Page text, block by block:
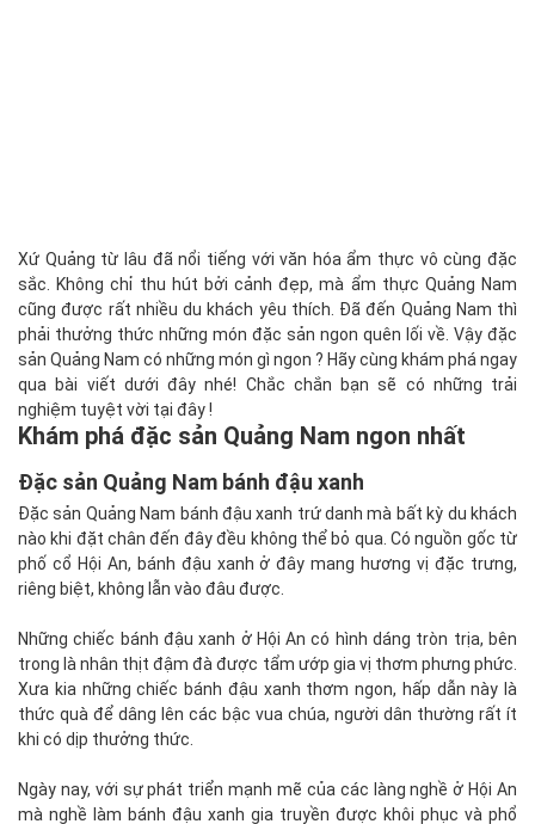
Xứ Quảng từ lâu đã nổi tiếng với văn hóa ẩm thực vô cùng đặc
sắc. Không chỉ thu hút bởi cảnh đẹp, mà ẩm thực Quảng Nam
cũng được rất nhiều du khách yêu thích. Đã đến Quảng Nam thì
phải thưởng thức những món đặc sản ngon quên lối về. Vậy đặc
sản Quảng Nam có những món gì ngon ? Hãy cùng khám phá ngay
qua bài viết dưới đây nhé! Chắc chắn bạn sẽ có những trải
nghiệm tuyệt vời tại đây !
Khám phá đặc sản Quảng Nam ngon nhất
Đặc sản Quảng Nam bánh đậu xanh
Đặc sản Quảng Nam bánh đậu xanh trứ danh mà bất kỳ du khách
nào khi đặt chân đến đây đều không thể bỏ qua. Có nguồn gốc từ
phố cổ Hội An, bánh đậu xanh ở đây mang hương vị đặc trưng,
riêng biệt, không lẫn vào đâu được.
Những chiếc bánh đậu xanh ở Hội An có hình dáng tròn trịa, bên
trong là nhân thịt đậm đà được tẩm ướp gia vị thơm phưng phức.
Xưa kia những chiếc bánh đậu xanh thơm ngon, hấp dẫn này là
thức quà để dâng lên các bậc vua chúa, người dân thường rất ít
khi có dịp thưởng thức.
Ngày nay, với sự phát triển mạnh mẽ của các làng nghề ở Hội An
mà nghề làm bánh đậu xanh gia truyền được khôi phục và phổ